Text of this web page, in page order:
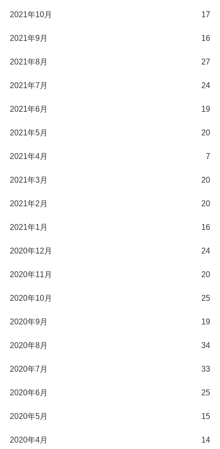
2021年10月 17
2021年9月 16
2021年8月 27
2021年7月 24
2021年6月 19
2021年5月 20
2021年4月 7
2021年3月 20
2021年2月 20
2021年1月 16
2020年12月 24
2020年11月 20
2020年10月 25
2020年9月 19
2020年8月 34
2020年7月 33
2020年6月 25
2020年5月 15
2020年4月 14